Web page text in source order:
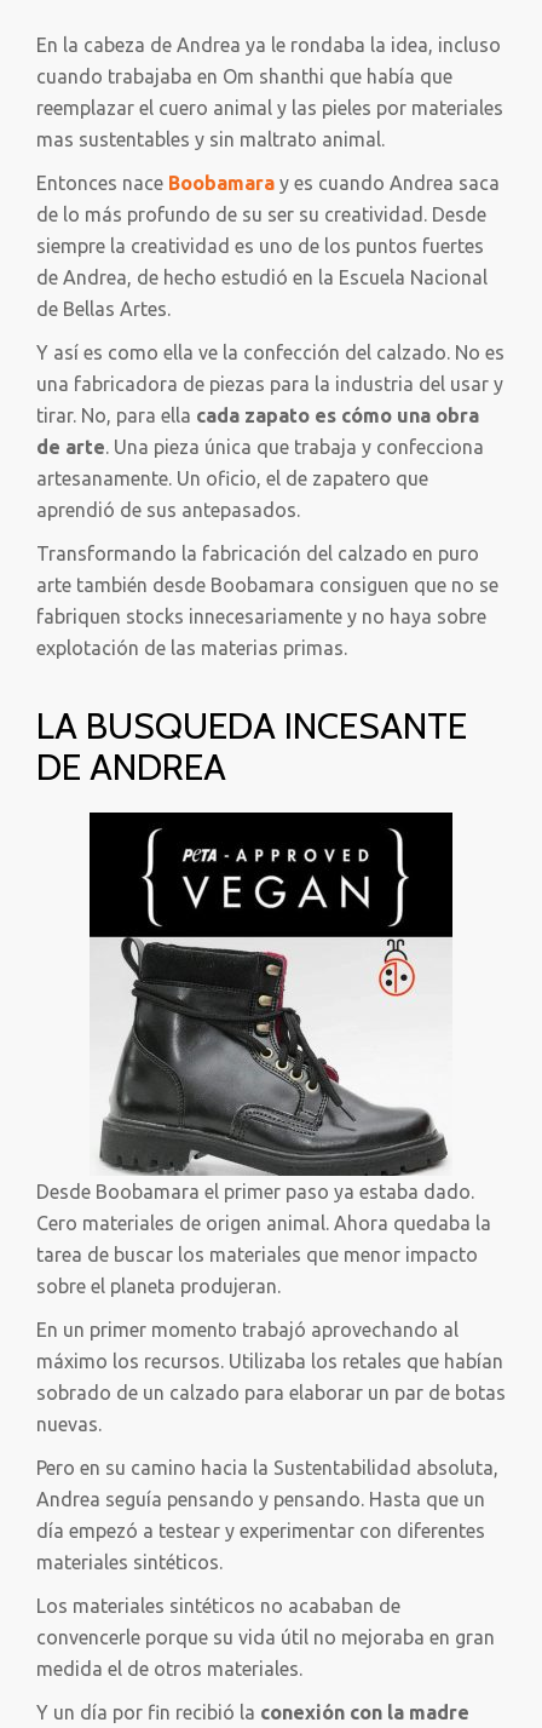
En la cabeza de Andrea ya le rondaba la idea, incluso
cuando trabajaba en Om shanthi que había que
reemplazar el cuero animal y las pieles por materiales
mas sustentables y sin maltrato animal.
Entonces nace Boobamara y es cuando Andrea saca
de lo más profundo de su ser su creatividad. Desde
siempre la creatividad es uno de los puntos fuertes
de Andrea, de hecho estudió en la Escuela Nacional
de Bellas Artes.
Y así es como ella ve la confección del calzado. No es
una fabricadora de piezas para la industria del usar y
tirar. No, para ella cada zapato es cómo una obra
de arte. Una pieza única que trabaja y confecciona
artesanamente. Un oficio, el de zapatero que
aprendió de sus antepasados.
Transformando la fabricación del calzado en puro
arte también desde Boobamara consiguen que no se
fabriquen stocks innecesariamente y no haya sobre
explotación de las materias primas.
LA BUSQUEDA INCESANTE
DE ANDREA
Desde Boobamara el primer paso ya estaba dado.
Cero materiales de origen animal. Ahora quedaba la
tarea de buscar los materiales que menor impacto
sobre el planeta produjeran.
En un primer momento trabajó aprovechando al
máximo los recursos. Utilizaba los retales que habían
sobrado de un calzado para elaborar un par de botas
nuevas.
Pero en su camino hacia la Sustentabilidad absoluta,
Andrea seguía pensando y pensando. Hasta que un
día empezó a testear y experimentar con diferentes
materiales sintéticos.
Los materiales sintéticos no acababan de
convencerle porque su vida útil no mejoraba en gran
medida el de otros materiales.
Y un día por fin recibió la conexión con la madre